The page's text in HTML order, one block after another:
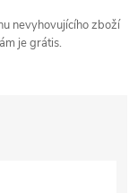
nevyhovujícího zboží
je grátis.